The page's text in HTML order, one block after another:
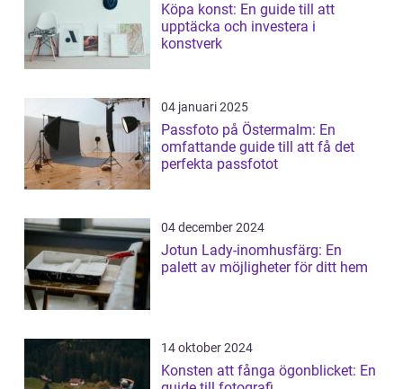
Köpa konst: En guide till att
upptäcka och investera i
konstverk
04 januari 2025
Passfoto på Östermalm: En
omfattande guide till att få det
perfekta passfotot
04 december 2024
Jotun Lady-inomhusfärg: En
palett av möjligheter för ditt hem
14 oktober 2024
Konsten att fånga ögonblicket: En